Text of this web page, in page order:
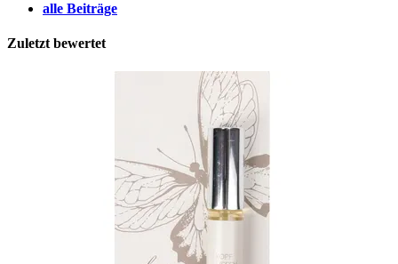
alle Beiträge
Zuletzt bewertet